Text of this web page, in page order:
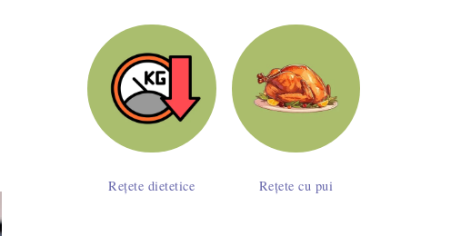
Rețete dietetice Rețete cu pui